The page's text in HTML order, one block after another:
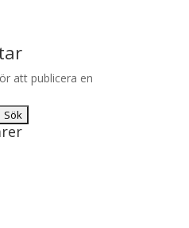
att publicera en